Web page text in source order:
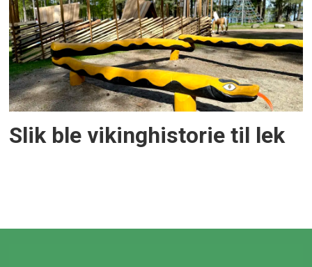
Slik ble vikinghistorie til lek